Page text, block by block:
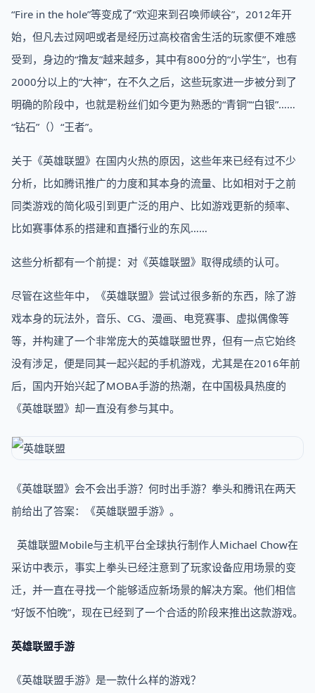
“Fire in the hole”等变成了“欢迎来到召唤师峡谷”，2012年开
始，但凡去过网吧或者是经历过高校宿舍生活的玩家便不难感
受到，身边的“撸友”越来越多，其中有800分的“小学生”，也有
2000分以上的“大神”，在不久之后，这些玩家进一步被分到了
明确的阶段中，也就是粉丝们如今更为熟悉的“青铜”“白银”……
“钻石”（）“王者”。
关于《英雄联盟》在国内火热的原因，这些年来已经有过不少
分析，比如腾讯推广的力度和其本身的流量、比如相对于之前
同类游戏的简化吸引到更广泛的用户、比如游戏更新的频率、
比如赛事体系的搭建和直播行业的东风……
这些分析都有一个前提：对《英雄联盟》取得成绩的认可。
尽管在这些年中，《英雄联盟》尝试过很多新的东西，除了游
戏本身的玩法外，音乐、CG、漫画、电竞赛事、虚拟偶像等
等，并构建了一个非常庞大的英雄联盟世界，但有一点它始终
没有涉足，便是同其一起兴起的手机游戏，尤其是在2016年前
后，国内开始兴起了MOBA手游的热潮，在中国极具热度的
《英雄联盟》却一直没有参与其中。
《英雄联盟》会不会出手游？何时出手游？拳头和腾讯在两天
前给出了答案：《英雄联盟手游》。
英雄联盟Mobile与主机平台全球执行制作人Michael Chow在
采访中表示，事实上拳头已经注意到了玩家设备应用场景的变
迁，并一直在寻找一个能够适应新场景的解决方案。他们相信
“好饭不怕晚”，现在已经到了一个合适的阶段来推出这款游戏。
英雄联盟手游
《英雄联盟手游》是一款什么样的游戏？